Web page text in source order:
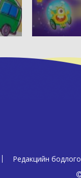
Редакцийн бодлого